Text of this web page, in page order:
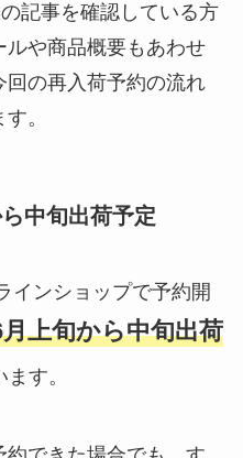
記事を確認している方
や商品概要もあわせ
の再入荷予約の流れ
。
中旬出荷予定
インショップで予約開
上旬から中旬出荷
す。